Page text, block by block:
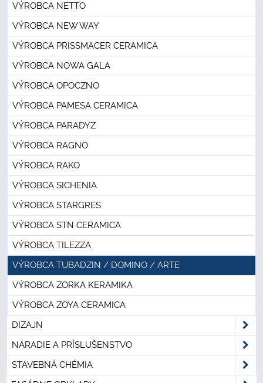
VÝROBCA NETTO
VÝROBCA NEW WAY
VÝROBCA PRISSMACER CERAMICA
VÝROBCA NOWA GALA
VÝROBCA OPOCZNO
VÝROBCA PAMESA CERAMICA
VÝROBCA PARADYZ
VÝROBCA RAGNO
VÝROBCA RAKO
VÝROBCA SICHENIA
VÝROBCA STARGRES
VÝROBCA STN CERAMICA
VÝROBCA TILEZZA
VÝROBCA TUBADZIN / DOMINO / ARTE
VÝROBCA ZORKA KERAMIKA
VÝROBCA ZOYA CERAMICA
DIZAJN
NÁRADIE A PRÍSLUŠENSTVO
STAVEBNÁ CHÉMIA